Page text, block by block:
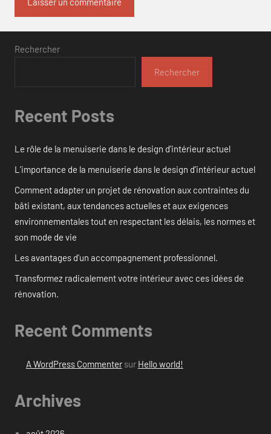
Rechercher
Rechercher
Recent Posts
Le rôle de la menuiserie dans le design d’intérieur actuel
L’importance de la menuiserie dans le design d’intérieur actuel
Comment adapter un projet de rénovation aux contraintes du
bâti existant, aux tendances actuelles et aux exigences
environnementales tout en respectant les délais, les normes et
son mode de vie
Les avantages d’un accompagnement professionnel.
Transformez radicalement votre intérieur avec ces idées de
rénovation.
Recent Comments
A WordPress Commentersur Hello world!
Archives